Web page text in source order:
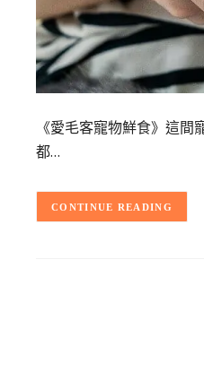
《愛毛客寵物鮮食》這
都…
CONTINUE READING